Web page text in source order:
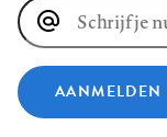
E-
mailadres
AANMELDEN